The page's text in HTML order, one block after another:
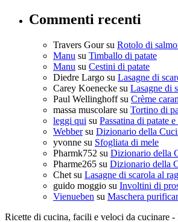
Commenti recenti
Travers Goursu Rotolo di
Manu su Timballo di patate
Manu su Cestini di patate
Diedre Largo su Lasagne di
Carey Koenecke su Lasagne di
Paul Wellinghoffsu Crème
massa muscolare su Tortino di
leggi qui su Passatina di patate
Webbersu Dizionario della
yvonne su Sfogliata di mele
Pharmk752 su Dizionario della
Pharme265 su Dizionario della
Chet su Lasagne di scarola al
guido moggio su Involtini di
Vienueben su Maschera
Ricette di cucina, facili e veloci da cucinare